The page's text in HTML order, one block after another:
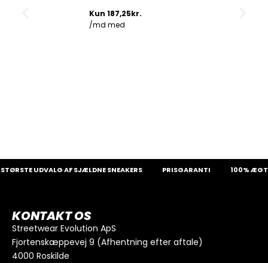
UDVALG AF SJÆLDNE SNEAKERS PRISGARANTI 100% ÆGTE
KONTAKT OS
Streetwear Evolution ApS
Fjortenskæppevej 9 (Afhentning efter aftale)
4000 Roskilde